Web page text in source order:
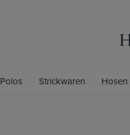
Polos Strickwaren Hosen